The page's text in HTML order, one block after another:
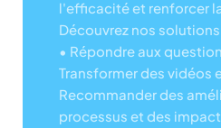
Découvrez nos solutions
• Répondre aux
Transformer des vidéos
Recommander des
processus et des
Générer des formulaire,